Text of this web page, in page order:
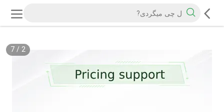
2
/
7